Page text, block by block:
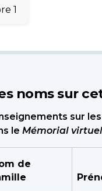
1
noms sur
sur
le Mémorial
de